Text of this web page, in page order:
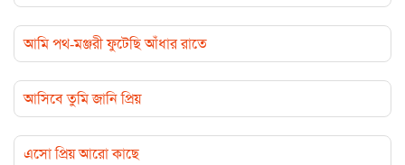
আমি পথ-মঞ্জরী ফুটেছি আঁধার রাতে
আসিবে তুমি জানি প্রিয়
এসো প্রিয় আরো কাছে